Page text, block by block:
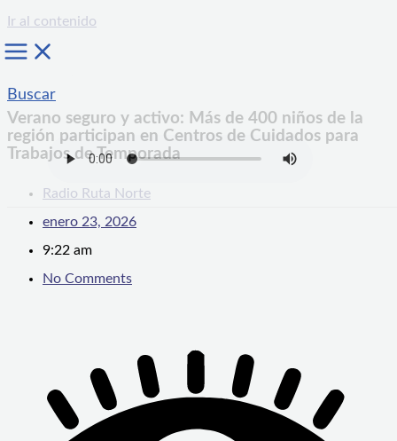
Ir al contenido
Buscar
Verano seguro y activo: Más de 400 niños de la
región participan en Centros de Cuidados para
Trabajos de Temporada
Radio Ruta Norte
enero 23, 2026
9:22 am
No Comments